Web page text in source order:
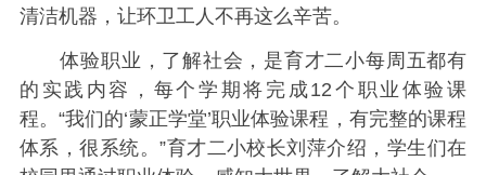
清洁机器，让环卫工人不再这么辛苦。
体验职业，了解社会，是育才二小每周五都有
的实践内容，每个学期将完成12个职业体验课
程。“我们的‘蒙正学堂’职业体验课程，有完整的课程
体系，很系统。”育才二小校长刘萍介绍，学生们在